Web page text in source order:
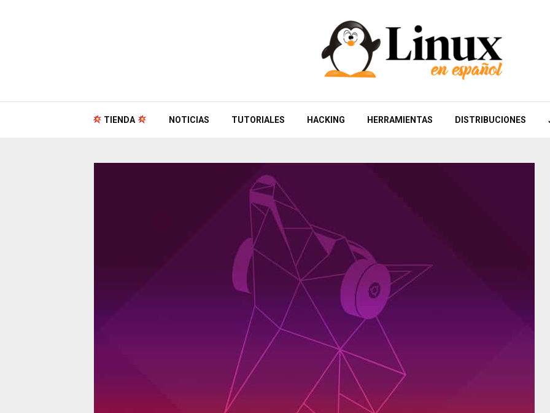
TIENDA NOTICIAS TUTORIALES HACKING HERRAMIENTAS DISTRIBUCIONES